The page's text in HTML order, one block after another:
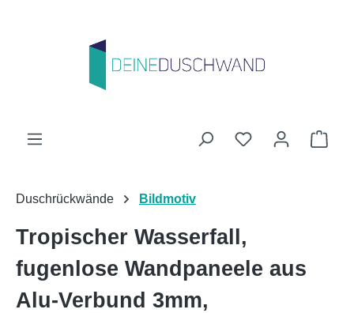
Du hast 0
Duschrückwände Bildmotiv
Tropischer Wasserfall,
fugenlose Wandpaneele aus
Alu-Verbund 3mm,